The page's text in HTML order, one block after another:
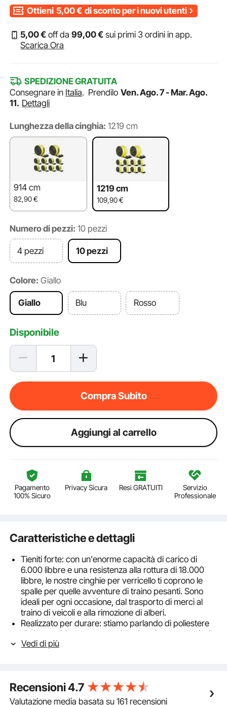
Ottieni 5,00€ di sconto per i nuovi utenti
5,00€ off da99,00€ sui primi 3 ordini in app.
Scarica Ora
SPEDIZIONE GRATUITA
Consegnare in Italia. Prendilo Ven. Ago. 7 - Mar. Ago.
11. Dettagli
Lunghezza della cinghia: 1219 cm
914 cm
82,90€
1219 cm
109,90€
Numero di pezzi: 10 pezzi
4 pezzi 10 pezzi
Colore: Giallo
Giallo Blu Rosso
Disponibile
Compra Subito
Aggiungi al carrello
Pagamento
100% Sicuro
Privacy Sicura Resi GRATUITI
Servizio
Professionale
Caratteristiche e dettagli
Tieniti forte: con un'enorme capacità di carico di
6.000 libbre e una resistenza alla rottura di 18.000
libbre, le nostre cinghie per verricello ti coprono le
spalle per quelle avventure di traino pesanti. Sono
ideali per ogni occasione, dal trasporto di merci al
traino di veicoli e alla rimozione di alberi.
Realizzato per durare: stiamo parlando di poliestere
di alta qualità con uno speciale rivestimento che è allo
stesso tempo elegante e resistente. Queste non sono
Snap & Go con gancio piatto: un'estremità della
cinghia del pianale è dotata di un gancio piatto nero.
Vedi di più
Recensioni4.7
Valutazione media basata su 161 recensioni